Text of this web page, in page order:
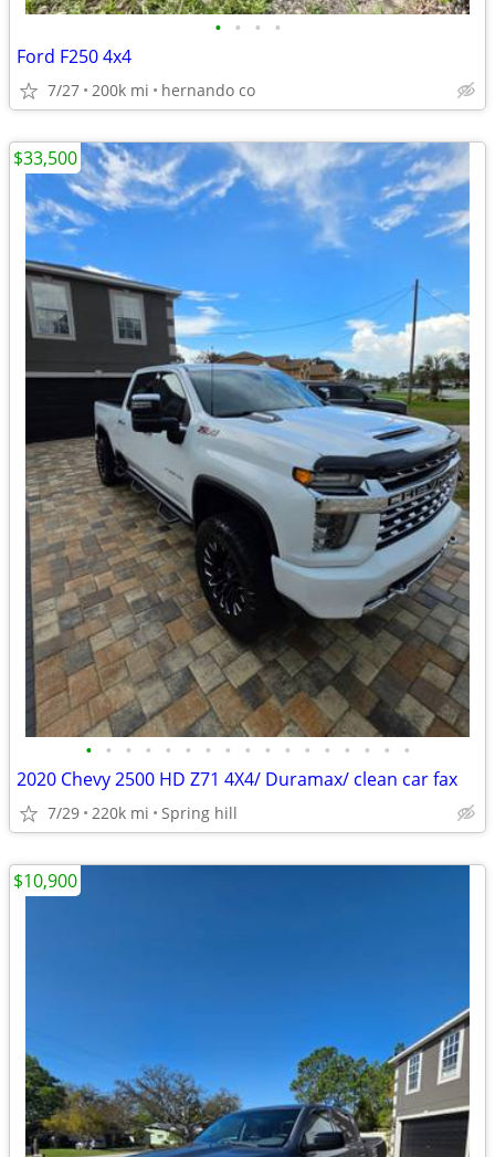
• • • •
Ford F250 4x4
7/27 200k mi hernando co
• • • • • • • • • • • • • • • • •
2020 Chevy 2500 HD Z71 4X4/ Duramax/ clean car fax
7/29 220k mi Spring hill
$33,500
$10,900